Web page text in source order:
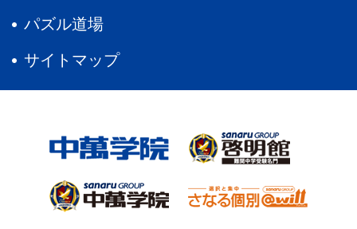
パズル道場
サイトマップ